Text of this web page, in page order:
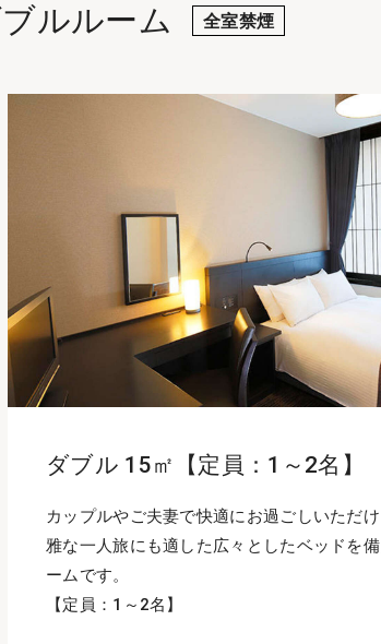
ルルーム 全室禁煙
ダブル 15㎡【定員：1～2名】
カップルやご夫妻で快適にお過ごしいただ
雅な一人旅にも適した広々としたベッドを
ームです。
【定員：1～2名】